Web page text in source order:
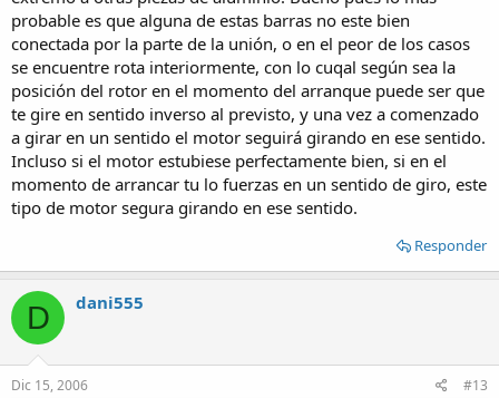
probable es que alguna de estas barras no este bien
conectada por la parte de la unión, o en el peor de los casos
se encuentre rota interiormente, con lo cuqal según sea la
posición del rotor en el momento del arranque puede ser que
te gire en sentido inverso al previsto, y una vez a comenzado
a girar en un sentido el motor seguirá girando en ese sentido.
Incluso si el motor estubiese perfectamente bien, si en el
momento de arrancar tu lo fuerzas en un sentido de giro, este
tipo de motor segura girando en ese sentido.
Responder
D dani555
Dic 15, 2006 #13